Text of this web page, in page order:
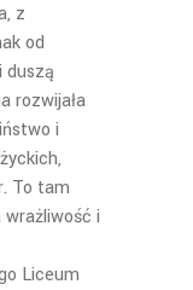
z
od
duszą
rozwijała
i
To tam
i
Liceum